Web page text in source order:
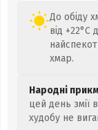
До обіду
від +22°C
хмар.
Народні
цей день змії
худобу не